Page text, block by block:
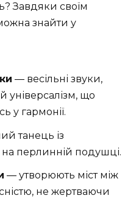
Завдяки своїм
знайти у
― весільні звуки,
універсалізм, що
у гармонії.
танець із
перлинній подушці.
― утворюють міст між
не жертваючи